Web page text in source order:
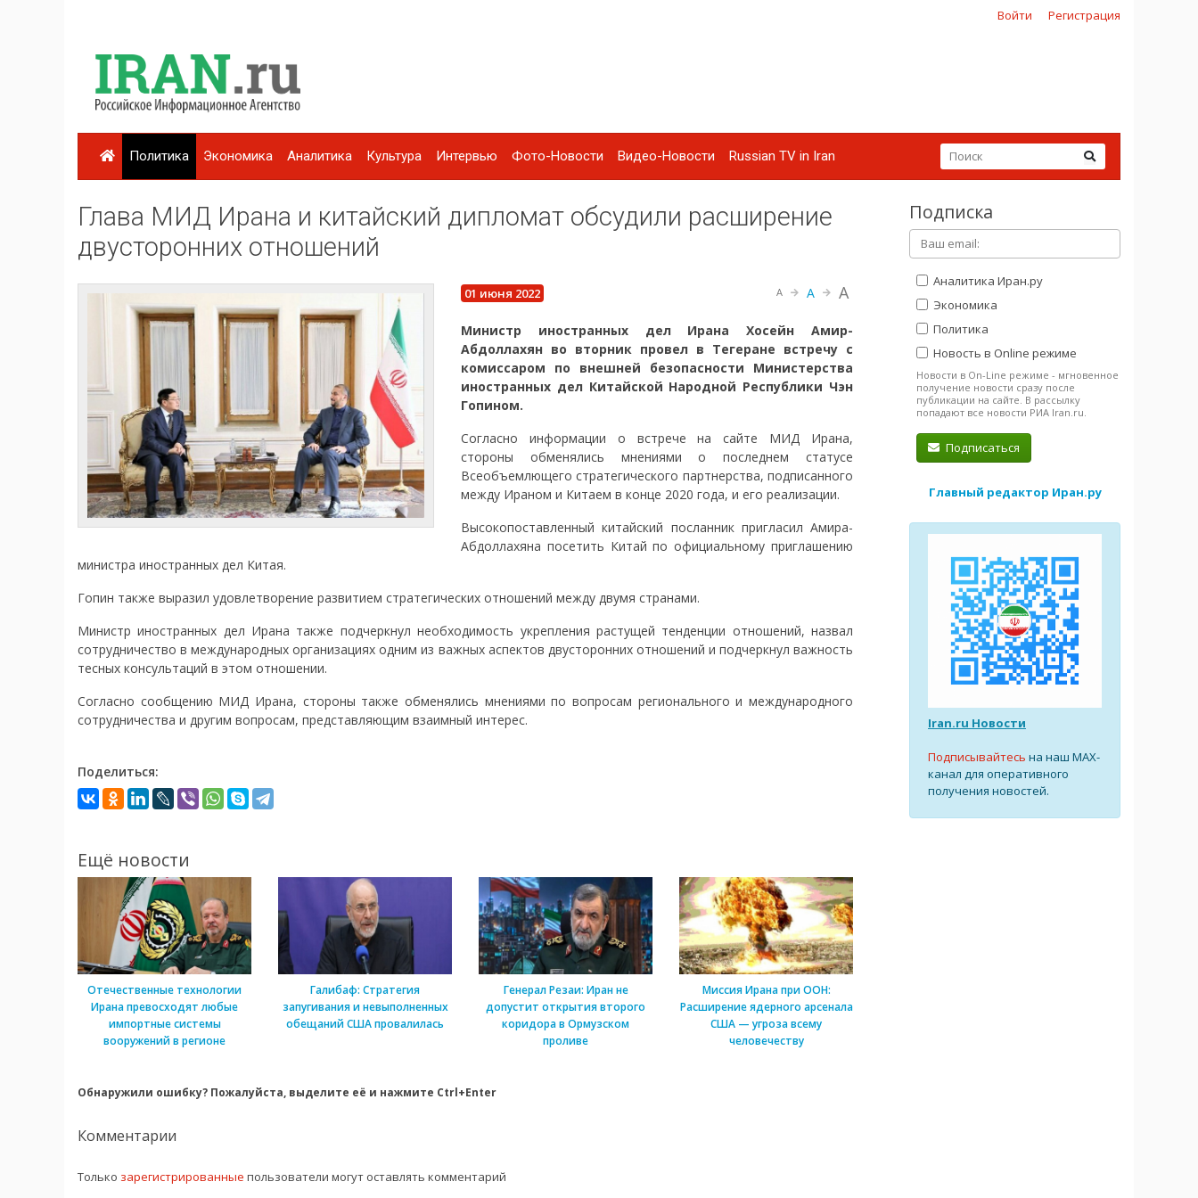
Войти Регистрация
Политика Экономика Аналитика Культура Интервью Фото-Новости Видео-Новости Russian TV in Iran
Глава МИД Ирана и китайский дипломат обсудили расширение
двусторонних отношений
01 июня 2022 A A A
Министр иностранных дел Ирана Хосейн Амир-
Абдоллахян во вторник провел в Тегеране встречу с
комиссаром по внешней безопасности Министерства
иностранных дел Китайской Народной Республики Чэн
Гопином.
Согласно информации о встрече на сайте МИД Ирана,
стороны обменялись мнениями о последнем статусе
Всеобъемлющего стратегического партнерства, подписанного
между Ираном и Китаем в конце 2020 года, и его реализации.
Высокопоставленный китайский посланник пригласил Амира-
Абдоллахяна посетить Китай по официальному приглашению
министра иностранных дел Китая.
Гопин также выразил удовлетворение развитием стратегических отношений между двумя странами.
Министр иностранных дел Ирана также подчеркнул необходимость укрепления растущей тенденции отношений, назвал
сотрудничество в международных организациях одним из важных аспектов двусторонних отношений и подчеркнул важность
тесных консультаций в этом отношении.
Согласно сообщению МИД Ирана, стороны также обменялись мнениями по вопросам регионального и международного
сотрудничества и другим вопросам, представляющим взаимный интерес.
Поделиться:
Ещё новости
Отечественные технологии
Ирана превосходят любые
импортные системы
вооружений в регионе
Галибаф: Стратегия
запугивания и невыполненных
обещаний США провалилась
Генерал Резаи: Иран не
допустит открытия второго
коридора в Ормузском
проливе
Миссия Ирана при ООН:
Расширение ядерного арсенала
США — угроза всему
человечеству
Обнаружили ошибку? Пожалуйста, выделите её и нажмите Ctrl+Enter
Комментарии
Только зарегистрированные пользователи могут оставлять комментарий
Подписка
Аналитика Иран.ру
Экономика
Политика
Новость в Online режиме
Новости в On-Line режиме - мгновенное
получение новости сразу после
публикации на сайте. В рассылку
попадают все новости РИА Iran.ru.
Подписаться
Главный редактор Иран.ру
Iran.ru Новости
Подписывайтесь на наш MAX-
канал для оперативного
получения новостей.